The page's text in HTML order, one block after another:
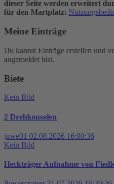
dieser Seite werden erweitert
für den Martplatz:
Meine Einträge
Du kannst Einträge erstellen und
angemeldet bist.
Biete
Kein Bild
2 Drehkonsolen
juwe01 02.08.2026 16:00:36
Kein Bild
Heckträger Aufnahme von